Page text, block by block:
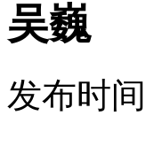
吴巍
发布时间